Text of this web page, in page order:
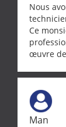
Nous
Ce
œuvre
ne se
Merci a
Man